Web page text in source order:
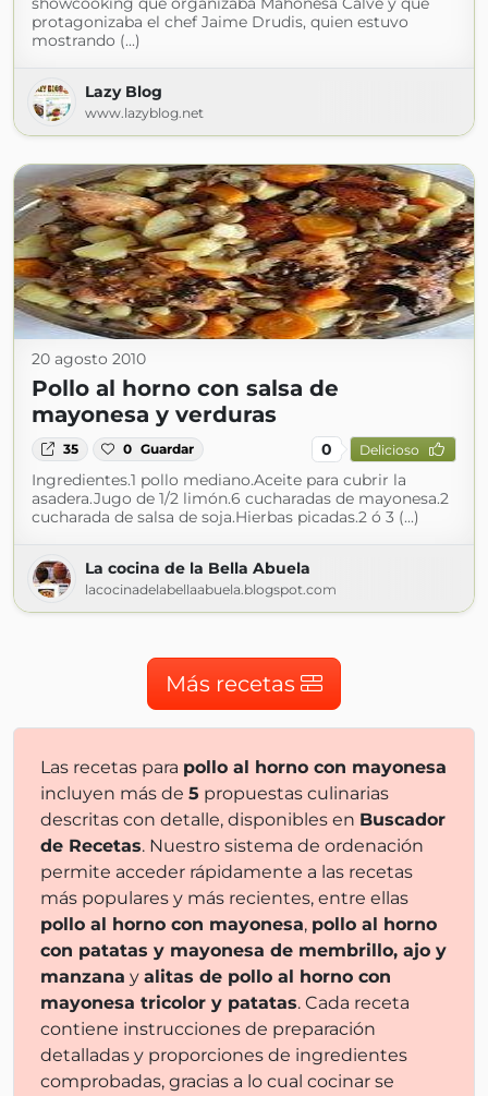
protagonizaba el chef Jaime Drudis, quien estuvo
mostrando (...)
Lazy Blog
www.lazyblog.net
20 agosto 2010
Pollo al horno con salsa de
mayonesa y verduras
35 0 Guardar 0 Delicioso
Ingredientes.1 pollo mediano.Aceite para cubrir la
asadera.Jugo de 1/2 limón.6 cucharadas de mayonesa.2
cucharada de salsa de soja.Hierbas picadas.2 ó 3 (...)
La cocina de la Bella Abuela
lacocinadelabellaabuela.blogspot.com
Más recetas
Las recetas para pollo al horno con mayonesa
incluyen más de 5 propuestas culinarias
descritas con detalle, disponibles en Buscador
de Recetas. Nuestro sistema de ordenación
permite acceder rápidamente a las recetas
más populares y más recientes, entre ellas
pollo al horno con mayonesa, pollo al horno
con patatas y mayonesa de membrillo, ajo y
manzana y alitas de pollo al horno con
mayonesa tricolor y patatas. Cada receta
contiene instrucciones de preparación
detalladas y proporciones de ingredientes
comprobadas, gracias a lo cual cocinar se